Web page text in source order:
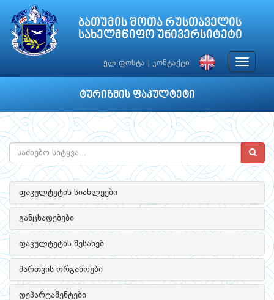
ბათუმის შოთა რუსთაველის
სახელმწიფო უნივერსიტეტი
ელ.ფოსტა კონტაქტი
Toggle
ტურიზმის ფაკულტეტი
ფაკულტეტის სიახლეები
განცხადებები
ფაკულტეტის შესახებ
მართვის ორგანოები
დეპარტამენტები